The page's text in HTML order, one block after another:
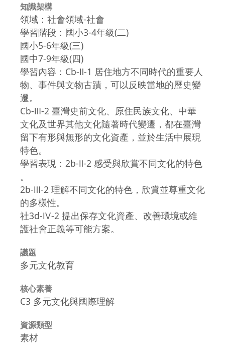
知識架構
領域：社會領域-社會
學習階段：國小3-4年級(二)
國小5-6年級(三)
國中7-9年級(四)
學習內容：Cb-Ⅱ-1 居住地方不同時代的重要人
物、事件與文物古蹟，可以反映當地的歷史變
遷。
Cb-Ⅲ-2 臺灣史前文化、原住民族文化、中華
文化及世界其他文化隨著時代變遷，都在臺灣
留下有形與無形的文化資產，並於生活中展現
特色。
學習表現：2b-Ⅱ-2 感受與欣賞不同文化的特色
。
2b-Ⅲ-2 理解不同文化的特色，欣賞並尊重文化
的多樣性。
社3d-Ⅳ-2 提出保存文化資產、改善環境或維
護社會正義等可能方案。
議題
多元文化教育
核心素養
C3 多元文化與國際理解
資源類型
素材